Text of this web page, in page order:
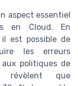
aspect essentiel
en Cloud. En
est possible de
les erreurs
politiques de
révèlent que